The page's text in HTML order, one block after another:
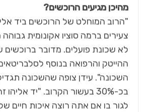
מהיכן מגיעים הרוכשים?
"הרוב המוחלט של הרוכשים ביד
צעירים ברמה סוציו אקונומית
לא שכונת פועלים. מדובר ברוכשים
ההייטק והרפואה בנוסף
השכונה". עידן צופה שהשכונה
בכ-30% בעשור הקרוב. "יד
לגור בו אם אתה רוצה איכות חיים